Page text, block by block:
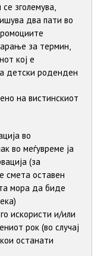
зголемува,
два пати во
за термин,
кој е
детски роденден
на вистинскиот
во
во меѓувреме ја
(за
смета оставен
мора да биде
искористи и/или
рок (во случај
останати